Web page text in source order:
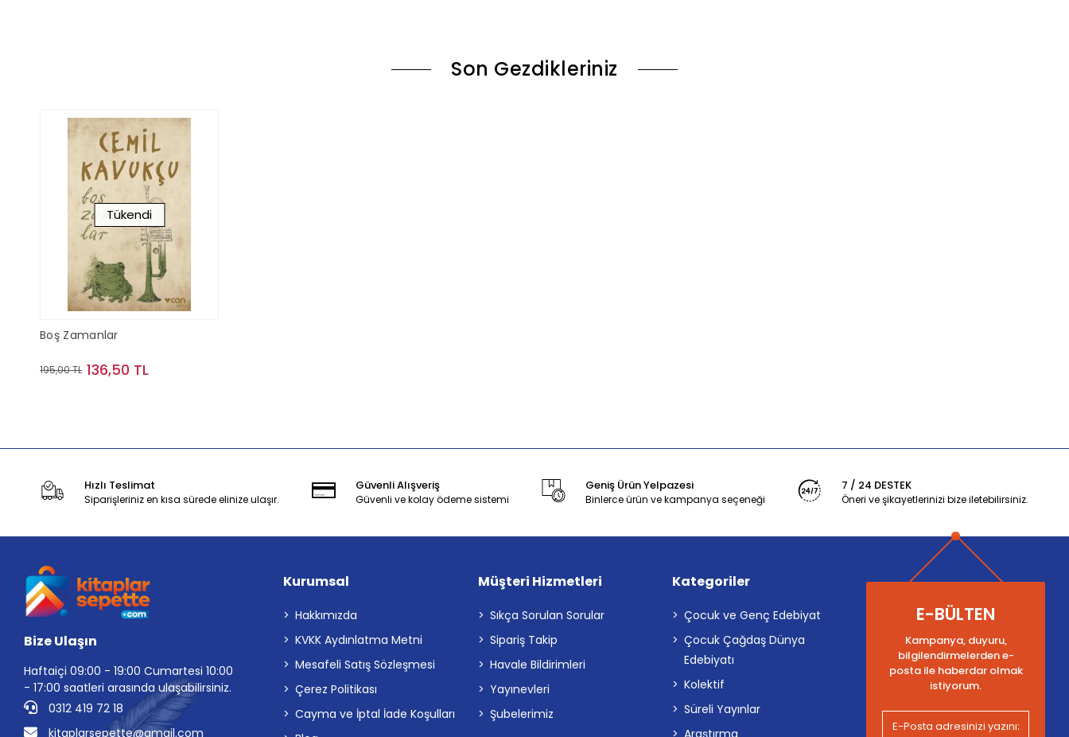
Son Gezdikleriniz
Tükendi
Boş Zamanlar
195,00 TL 136,50 TL
Hızlı Teslimat
Siparişleriniz en kısa sürede elinize ulaşır.
Güvenli Alışveriş
Güvenli ve kolay ödeme sistemi
Geniş Ürün Yelpazesi
Binlerce ürün ve kampanya seçeneği
7 / 24 DESTEK
Öneri ve şikayetlerinizi bize iletebilirsiniz.
Bize Ulaşın
Haftaiçi 09:00 - 19:00 Cumartesi 10:00
- 17:00 saatleri arasında ulaşabilirsiniz.
0312 419 72 18
kitaplarsepette@gmail.com
Kurumsal
Hakkımızda
KVKK Aydınlatma Metni
Mesafeli Satış Sözleşmesi
Çerez Politikası
Cayma ve İptal İade Koşulları
Müşteri Hizmetleri
Sıkça Sorulan Sorular
Sipariş Takip
Havale Bildirimleri
Yayınevleri
Şubelerimiz
Kategoriler
Çocuk ve Genç Edebiyat
Çocuk Çağdaş Dünya
Edebiyatı
Kolektif
Süreli Yayınlar
E-BÜLTEN
Kampanya, duyuru,
bilgilendirmelerden e-
posta ile haberdar olmak
istiyorum.